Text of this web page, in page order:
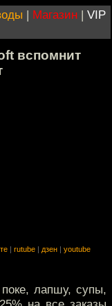
| Магазин | VIP
вспомнит
rutube дзен youtube
лапшу, супы,